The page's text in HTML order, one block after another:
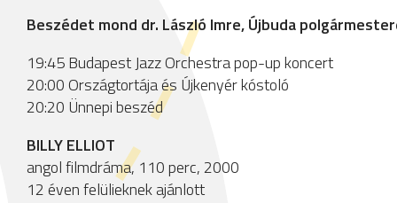
Beszédet mond dr. László Imre, Újbuda
19:45 Budapest Jazz Orchestra pop-up koncert
20:00 Országtortája és Újkenyér kóstoló
20:20 Ünnepi beszéd
BILLY ELLIOT
angol filmdráma, 110 perc, 2000
12 éven felülieknek ajánlott